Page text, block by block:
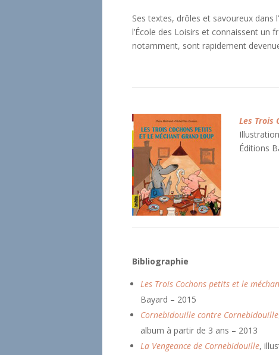
Ses textes, drôles et savoureux dans
l’École des Loisirs et connaissent un
notamment, sont rapidement
Les Trois
Éditions
Bibliographie
Les Trois Cochons petits et le
Bayard – 2015
Cornebidouille contre Cornebidouille
album à partir de 3 ans – 2013
La Vengeance de Cornebidouille,